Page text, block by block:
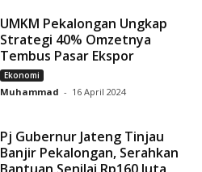
UMKM Pekalongan Ungkap
Strategi 40% Omzetnya
Tembus Pasar Ekspor
Ekonomi
Muhammad - 16 April 2024
Pj Gubernur Jateng Tinjau
Banjir Pekalongan, Serahkan